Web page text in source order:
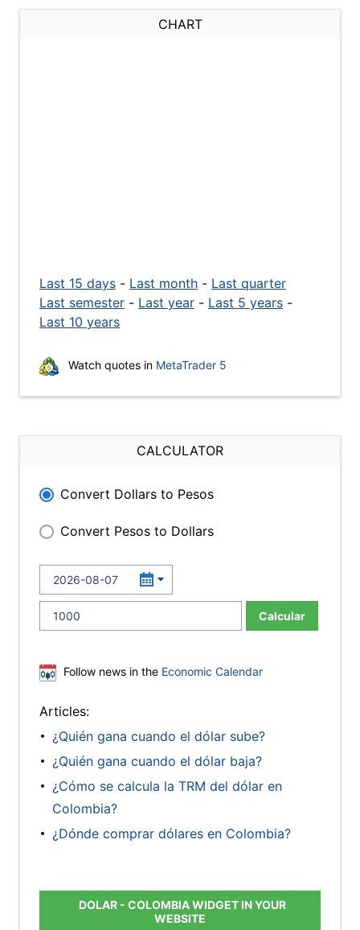
CHART
Last 15 days - Last month - Last quarter
Last semester - Last year - Last 5 years -
Last 10 years
Watch quotes in MetaTrader 5
CALCULATOR
Convert Dollars to Pesos
Convert Pesos to Dollars
Calcular
Follow news in the Economic Calendar
Articles:
¿Quién gana cuando el dólar sube?
¿Quién gana cuando el dólar baja?
¿Cómo se calcula la TRM del dólar en
Colombia?
¿Dónde comprar dólares en Colombia?
DOLAR - COLOMBIA WIDGET IN YOUR
WEBSITE